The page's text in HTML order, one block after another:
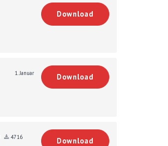
Download
1. Januar
Download
4716
Download